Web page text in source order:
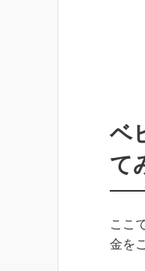
ベ
て
ここ
金を